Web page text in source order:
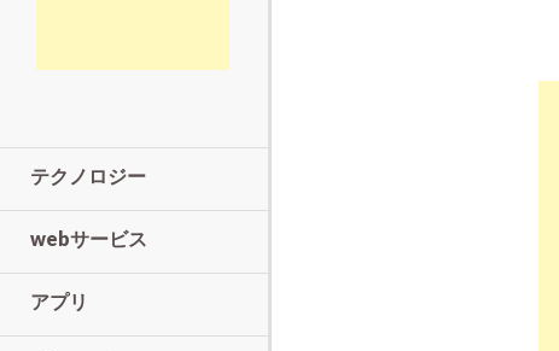
テクノロジー
webサービス
アプリ